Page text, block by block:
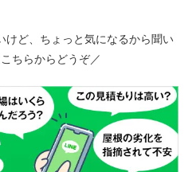
けど、ちょっと気になるから聞い
ちらからどうぞ／